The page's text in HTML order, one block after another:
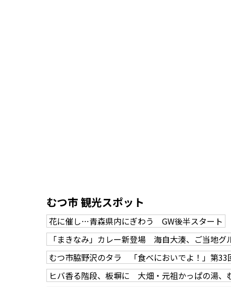
むつ市 観光スポット
花に催し…青森県内にぎわう GW後半スタート
「まきなみ」カレー新登場 海自大湊、ご当地グ
むつ市脇野沢のタラ 「食べにおいでよ！」第33
ヒバ香る階段、板塀に 大畑・元祖かっぱの湯、